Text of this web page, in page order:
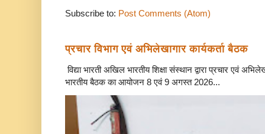
Subscribe to: Post Comments (Atom)
प्रचार विभाग एवं अभिलेखागार कार्यकर्ता बैठक
विद्या भारती अखिल भारतीय शिक्षा संस्थान द्वारा प्रचार एवं
भारतीय बैठक का आयोजन 8 एवं 9 अगस्त 2026...